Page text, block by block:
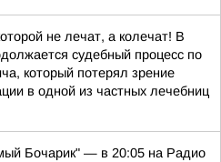
не лечат, а колечат! В
судебный процесс по
который потерял зрение
в одной из частных лечебниц
Бочарик" — в 20:05 на Радио